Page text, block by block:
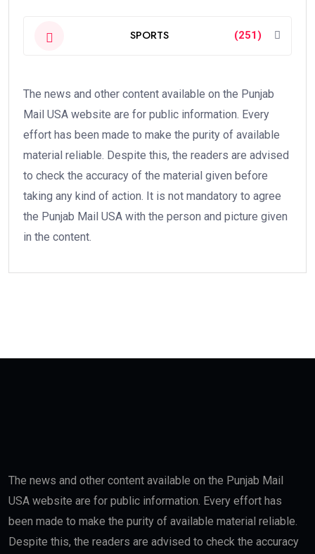
SPORTS (251)
The news and other content available on the Punjab
Mail USA website are for public information. Every
effort has been made to make the purity of available
material reliable. Despite this, the readers are advised
to check the accuracy of the material given before
taking any kind of action. It is not mandatory to agree
the Punjab Mail USA with the person and picture given
in the content.
The news and other content available on the Punjab Mail
USA website are for public information. Every effort has
been made to make the purity of available material reliable.
Despite this, the readers are advised to check the accuracy